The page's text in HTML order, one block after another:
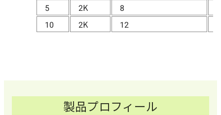
5
2K 8
10
2K 12
製品プロフィール